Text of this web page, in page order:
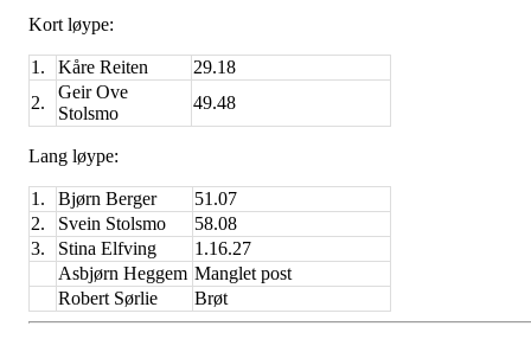
Kort løype:
1. Kåre Reiten
29.18
2.
Geir Ove
Stolsmo
49.48
Lang løype:
1. Bjørn Berger
51.07
2.
Svein Stolsmo
58.08
3.
Stina Elfving
1.16.27
Asbjørn Heggem Manglet post
Robert Sørlie
Brøt